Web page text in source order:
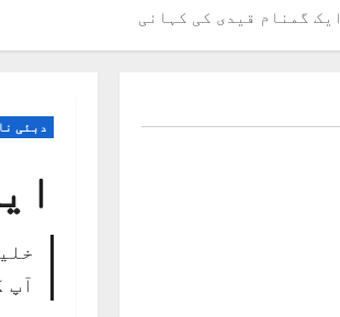
ایک گمنام قیدی کی کہانی
دبئی
آپ کے